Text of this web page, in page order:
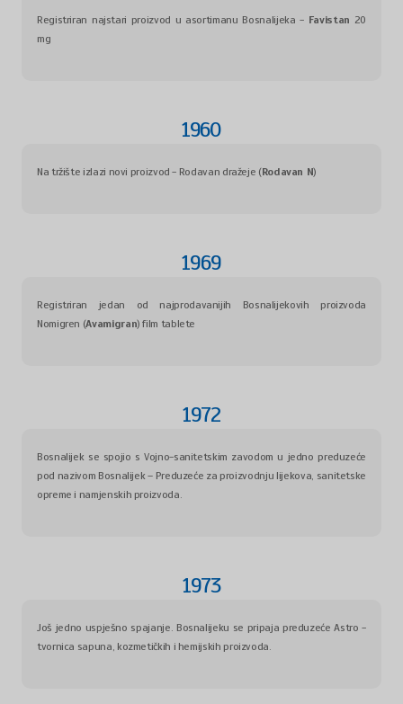
Registriran najstari proizvod u asortimanu Bosnalijeka - Favistan 20
mg
1960
Na tržište izlazi novi proizvod - Rodavan dražeje (Rodavan N)
1969
Registriran jedan od najprodavanijih Bosnalijekovih proizvoda
Nomigren (Avamigran) film tablete
1972
Bosnalijek se spojio s Vojno-sanitetskim zavodom u jedno preduzeće
pod nazivom Bosnalijek – Preduzeće za proizvodnju lijekova, sanitetske
opreme i namjenskih proizvoda.
1973
Još jedno uspješno spajanje. Bosnalijeku se pripaja preduzeće Astro -
tvornica sapuna, kozmetičkih i hemijskih proizvoda.